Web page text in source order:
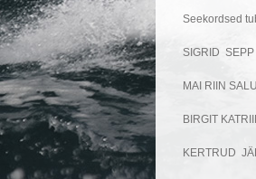
Seekordsed
SIGRID
MAI RIIN
BIRGIT
KERTRUD